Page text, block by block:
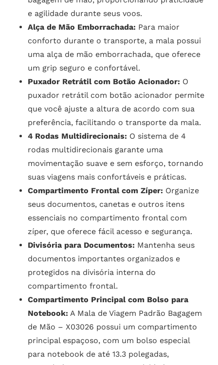
e agilidade durante seus voos.
Alça de Mão Emborrachada: Para maior
conforto durante o transporte, a mala possui
uma alça de mão emborrachada, que oferece
um grip seguro e confortável.
Puxador Retrátil com Botão Acionador: O
puxador retrátil com botão acionador permite
que você ajuste a altura de acordo com sua
preferência, facilitando o transporte da mala.
4 Rodas Multidirecionais: O sistema de 4
rodas multidirecionais garante uma
movimentação suave e sem esforço, tornando
suas viagens mais confortáveis e práticas.
Compartimento Frontal com Zíper: Organize
seus documentos, canetas e outros itens
essenciais no compartimento frontal com
zíper, que oferece fácil acesso e segurança.
Divisória para Documentos: Mantenha seus
documentos importantes organizados e
protegidos na divisória interna do
compartimento frontal.
Compartimento Principal com Bolso para
Notebook: A Mala de Viagem Padrão Bagagem
de Mão – X03026 possui um compartimento
principal espaçoso, com um bolso especial
para notebook de até 13.3 polegadas,